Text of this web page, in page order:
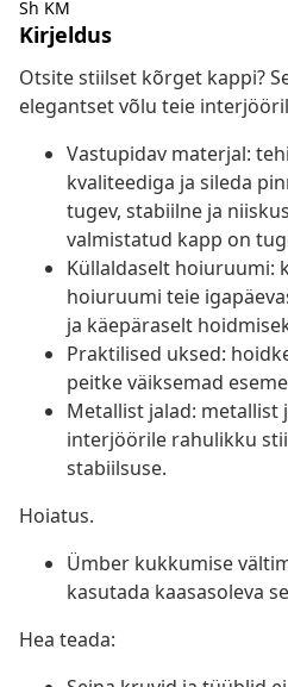
Sh KM
Kirjeldus
Otsite stiilset kõrget kappi?
elegantset võlu teie
Vastupidav materjal:
kvaliteediga ja sileda
tugev, stabiilne ja
valmistatud kapp on
Küllaldaselt hoiuruumi:
hoiuruumi teie
ja käepäraselt
Praktilised uksed:
peitke väiksemad
Metallist jalad: metallist
interjöörile rahulikku
stabiilsuse.
Hoiatus.
Ümber kukkumise
kasutada kaasasoleva
Hea teada: